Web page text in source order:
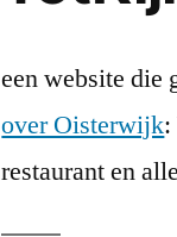
een website die
over Oisterwijk
restaurant en